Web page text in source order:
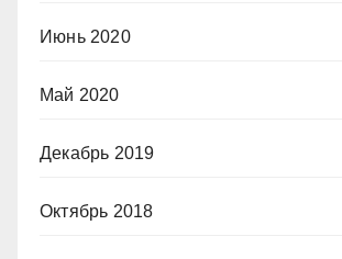
Июнь 2020
Май 2020
Декабрь 2019
Октябрь 2018